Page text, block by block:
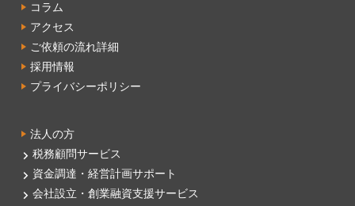
コラム
アクセス
ご依頼の流れ詳細
採用情報
プライバシーポリシー
法人の方
税務顧問サービス
資金調達・経営計画サポート
会社設立・創業融資支援サービス